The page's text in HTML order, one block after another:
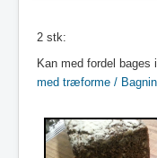
2 stk:
Kan med fordel
med træforme /